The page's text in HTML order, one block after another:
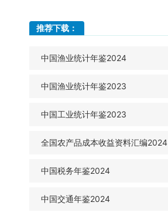
推荐下载：
中国渔业统计年鉴2024
中国渔业统计年鉴2023
中国工业统计年鉴2023
全国农产品成本收益资料汇编2024
中国税务年鉴2024
中国交通年鉴2024